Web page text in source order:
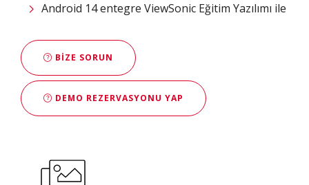
Android 14 entegre ViewSonic Eğitim Yazılımı ile
BIZE SORUN
DEMO REZERVASYONU YAP